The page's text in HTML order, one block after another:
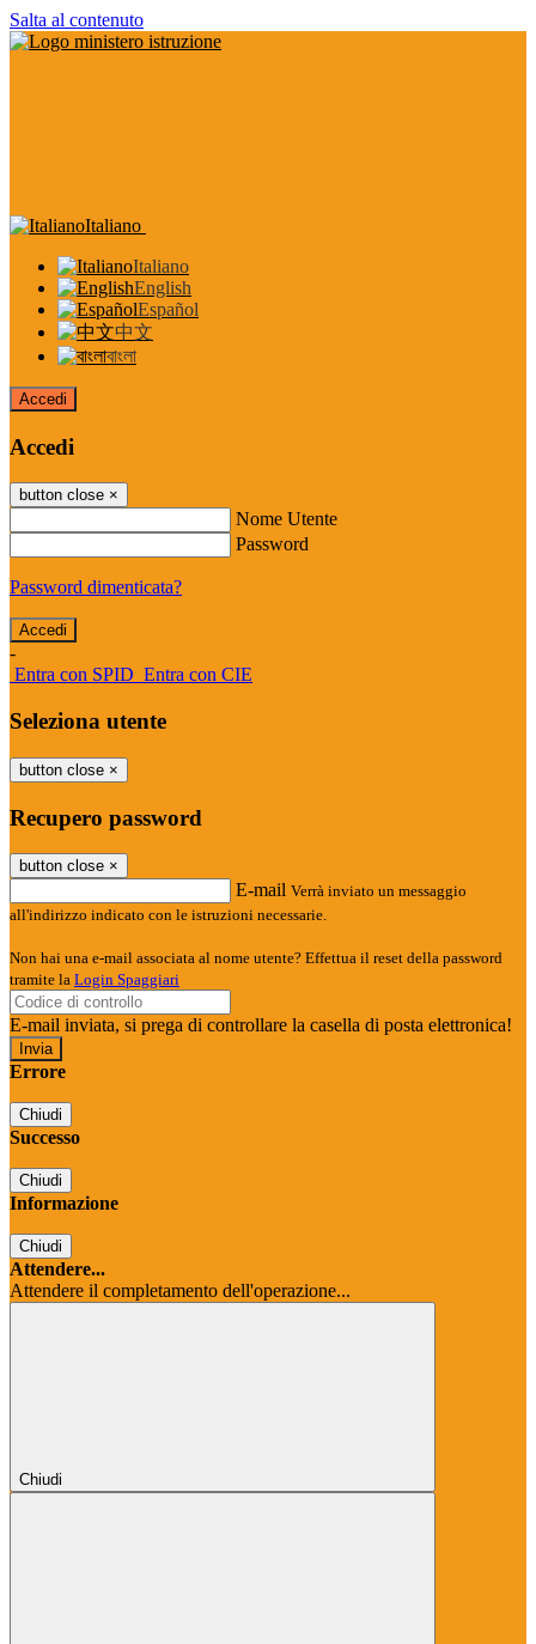
Salta al contenuto
Italiano
Italiano
English
Español
中文
বাংলা
Accedi
Accedi
button close ×
Nome Utente
Password
Password dimenticata?
-
Entra con SPID Entra con CIE
Seleziona utente
button close ×
Recupero password
button close ×
E-mail Verrà inviato un messaggio
all'indirizzo indicato con le istruzioni necessarie.
Non hai una e-mail associata al nome utente? Effettua il reset della password
tramite la Login Spaggiari
E-mail inviata, si prega di controllare la casella di posta elettronica!
Errore
Chiudi
Successo
Chiudi
Informazione
Chiudi
Attendere...
Attendere il completamento dell'operazione...
Chiudi